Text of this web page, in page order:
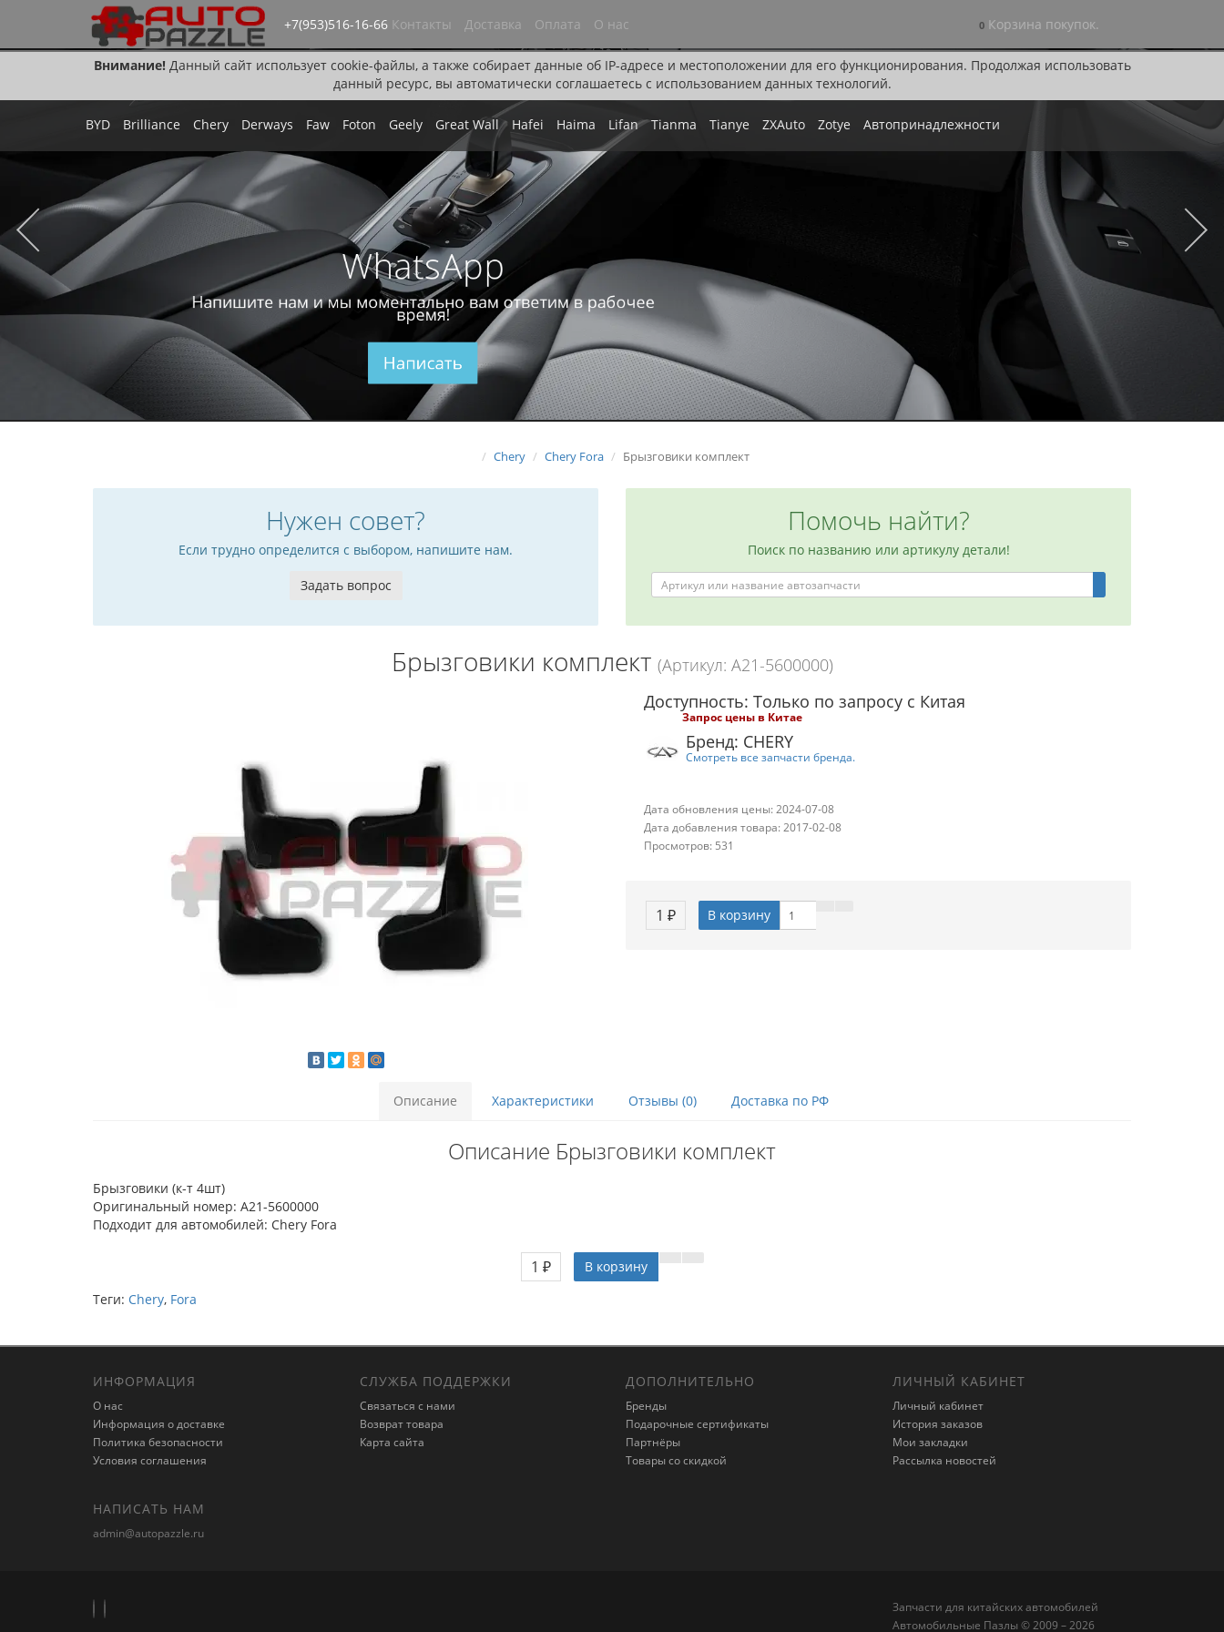
Внимание!Данный сайт использует cookie-файлы, а также собирает данные об IP-адресе и местоположении для его функционирования. Продолжая использовать
данный ресурс, вы автоматически соглашаетесь с использованием данных технологий.
+7(953)516-16-66 Контакты Доставка Оплата О нас 0 Корзина покупок.
BYD Brilliance Chery Derways Faw Foton Geely Great Wall Hafei Haima Lifan Tianma Tianye ZXAuto Zotye Автопринадлежности
WhatsApp
Напишите нам и мы моментально вам ответим в рабочее
время!
Написать
Chery Chery Fora Брызговики комплект
Нужен совет?
Если трудно определится с выбором, напишите нам.
Задать вопрос
Помочь найти?
Поиск по названию или артикулу детали!
Брызговики комплект (Артикул: A21-5600000)
Доступность: Только по запросу с Китая
Запрос цены в Китае
Бренд: CHERY
Смотреть все запчасти бренда.
Дата обновления цены: 2024-07-08
Дата добавления товара: 2017-02-08
Просмотров: 531
1 ₽ В корзину
Описание Характеристики Отзывы (0) Доставка по РФ
Описание Брызговики комплект
Брызговики (к-т 4шт)
Оригинальный номер: A21-5600000
Подходит для автомобилей: Chery Fora
1 ₽
В корзину
Теги: Chery, Fora
ИНФОРМАЦИЯ
О нас
Информация о доставке
Политика безопасности
Условия соглашения
СЛУЖБА ПОДДЕРЖКИ
Связаться с нами
Возврат товара
Карта сайта
ДОПОЛНИТЕЛЬНО
Бренды
Подарочные сертификаты
Партнёры
Товары со скидкой
ЛИЧНЫЙ КАБИНЕТ
Личный кабинет
История заказов
Мои закладки
Рассылка новостей
НАПИСАТЬ НАМ
admin@autopazzle.ru
Запчасти для китайских автомобилей
Автомобильные Пазлы © 2009 – 2026